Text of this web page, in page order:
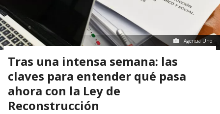
Agencia Uno
Tras una intensa semana: las
claves para entender qué pasa
ahora con la Ley de
Reconstrucción